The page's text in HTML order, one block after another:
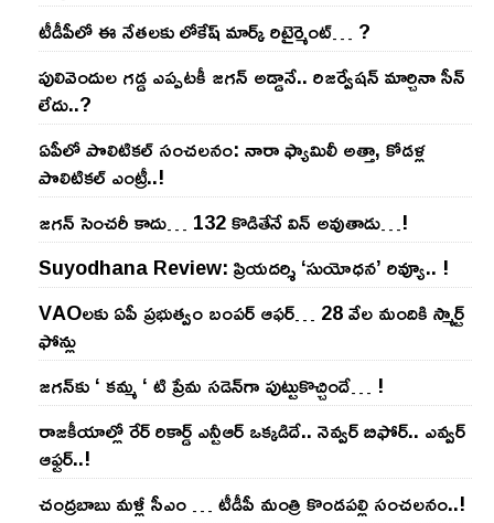
టీడీపీలో ఈ నేత‌ల‌కు లోకేష్ మార్క్ రిటైర్మెంట్‌… ?
పులివెందుల గ‌డ్డ ఎప్ప‌ట‌కీ జ‌గ‌న్ అడ్డానే.. రిజ‌ర్వేష‌న్ మార్చినా సీన్
లేదు..?
ఏపీలో పొలిటిక‌ల్ సంచ‌ల‌నం: నారా ఫ్యామిలీ అత్తా, కోడ‌ళ్ల
పొలిటికల్ ఎంట్రీ..!
జ‌గ‌న్ సెంచ‌రీ కాదు… 132 కొడితేనే విన్ అవుతాడు…!
Suyodhana Review: ప్రియదర్శి ‘సుయోధన’ రివ్యూ.. !
VAOల‌కు ఏపీ ప్ర‌భుత్వం బంప‌ర్ ఆఫ‌ర్‌… 28 వేల మందికి స్మార్ట్
ఫోన్లు
జ‌గ‌న్‌కు ‘ క‌మ్మ ‘ టి ప్రేమ స‌డెన్‌గా పుట్టుకొచ్చిందే… !
రాజ‌కీయాల్లో రేర్ రికార్డ్ ఎన్టీఆర్ ఒక్క‌డిదే.. నెవ్వ‌ర్ బిఫోర్‌.. ఎవ్వ‌ర్
ఆఫ్ట‌ర్‌..!
చంద్ర‌బాబు మ‌ళ్లీ సీఎం … టీడీపీ మంత్రి కొండ‌ప‌ల్లి సంచ‌ల‌నం..!